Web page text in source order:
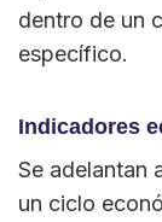
dentro de un
específico.
Indicadores
Se adelantan
un ciclo